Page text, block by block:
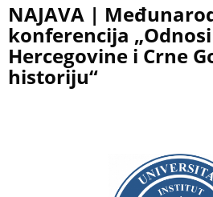
NAJAVA |
konferencija
Hercegovine i Crne
historiju“